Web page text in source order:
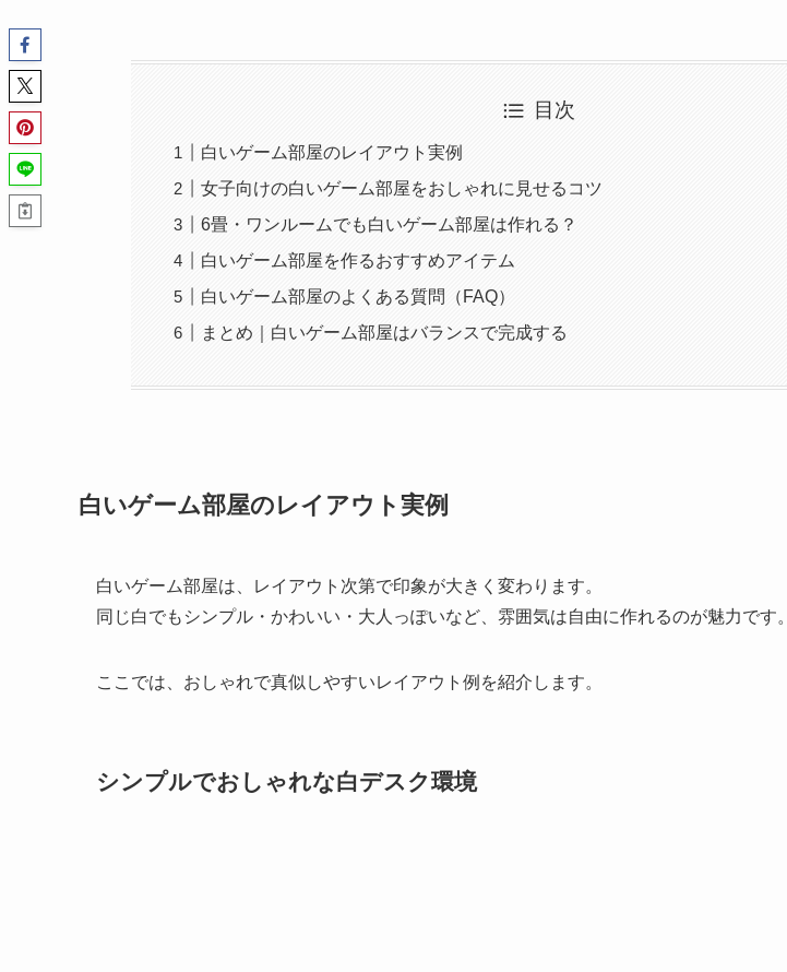
目次
白いゲーム部屋のレイアウト実例
女子向けの白いゲーム部屋をおしゃれに見せるコツ
6畳・ワンルームでも白いゲーム部屋は作れる？
白いゲーム部屋を作るおすすめアイテム
白いゲーム部屋のよくある質問（FAQ）
まとめ｜白いゲーム部屋はバランスで完成する
白いゲーム部屋のレイアウト実例
白いゲーム部屋は、レイアウト次第で印象が大きく変わります。
同じ白でもシンプル・かわいい・大人っぽいなど、雰囲気は自由に作れるのが魅力です。
ここでは、おしゃれで真似しやすいレイアウト例を紹介します。
シンプルでおしゃれな白デスク環境